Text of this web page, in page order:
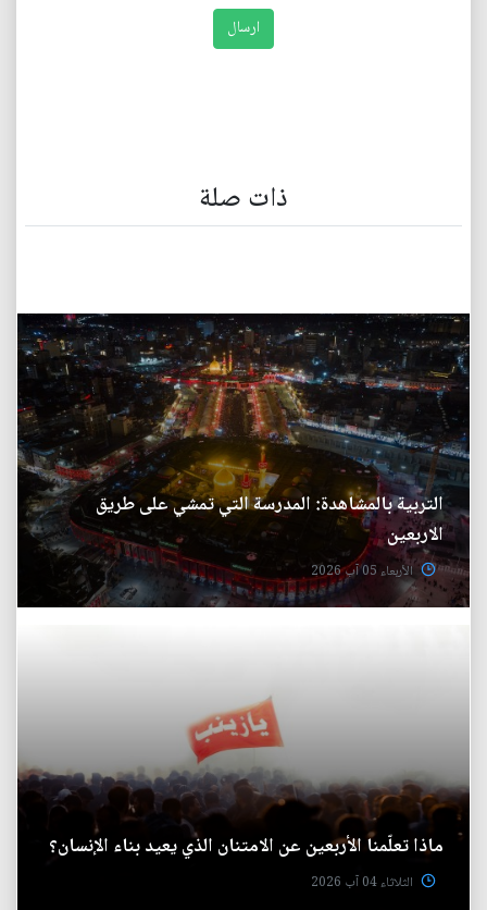
ذات صلة
التربية بالمشاهدة: المدرسة التي تمشي على طريق
الاربعين
الأربعاء 05 آب 2026
ماذا تعلّمنا الأربعين عن الامتنان الذي يعيد بناء الإنسان؟
الثلاثاء 04 آب 2026